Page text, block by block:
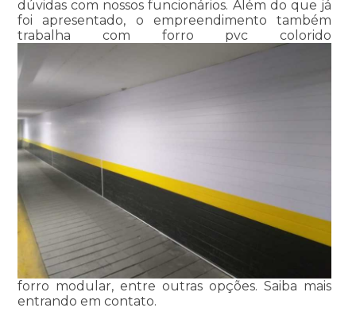
dúvidas com nossos funcionários. Além do que já
foi apresentado, o empreendimento também
trabalha com forro pvc colorido
forro modular, entre outras opções. Saiba mais
entrando em contato.